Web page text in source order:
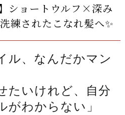
ショートウルフ×深み
練されたこなれ髪へ✨
ル、なんだかマン
たいけれど、自分
がわからない」